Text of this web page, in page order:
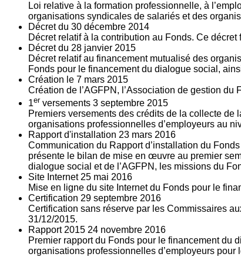
Loi relative à la formation professionnelle, à
organisations syndicales de salariés et des
Décret du 30 décembre 2014
Décret relatif à la contribution au Fonds. Ce
Décret du 28 janvier 2015
Décret relatif au financement mutualisé des
Fonds pour le financement du dialogue social,
Création le 7 mars 2015
Création de l’AGFPN, l’Association de gestion du
1er versements 3 septembre 2015
Premiers versements des crédits de la collecte
organisations professionnelles d’employeurs au
Rapport d'installation 23 mars 2016
Communication du Rapport d’installation du
présente le bilan de mise en œuvre au premier
dialogue social et de l’AGFPN, les missions du
Site Internet 25 mai 2016
Mise en ligne du site Internet du Fonds pour le
Certification 29 septembre 2016
Certification sans réserve par les Commissaires
31/12/2015.
Rapport 2015 24 novembre 2016
Premier rapport du Fonds pour le financement du
organisations professionnelles d’employeurs pour